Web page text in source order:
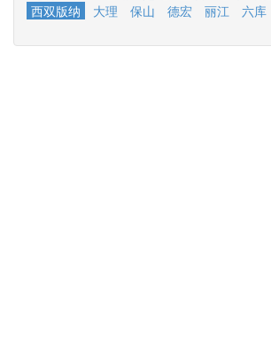
西双版纳
大理 保山 德宏 丽江 六库